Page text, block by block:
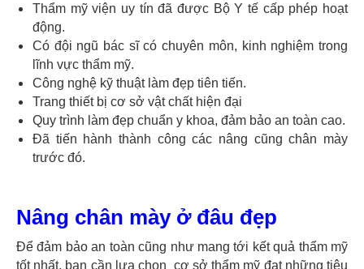
Thẩm mỹ viện uy tín đã được Bộ Y tế cấp phép hoạt
động.
Có đội ngũ bác sĩ có chuyên môn, kinh nghiệm trong
lĩnh vực thẩm mỹ.
Công nghệ kỹ thuật làm đẹp tiên tiến.
Trang thiết bị cơ sở vật chất hiện đại
Quy trình làm đẹp chuẩn y khoa, đảm bảo an toàn cao.
Đã tiến hành thành công các nâng cũng chân mày
trước đó.
Nâng chân mày ở đâu đẹp
Để đảm bảo an toàn cũng như mang tới kết quả thẩm mỹ
tốt nhất, bạn cần lựa chọn cơ sở thẩm mỹ đạt những tiêu